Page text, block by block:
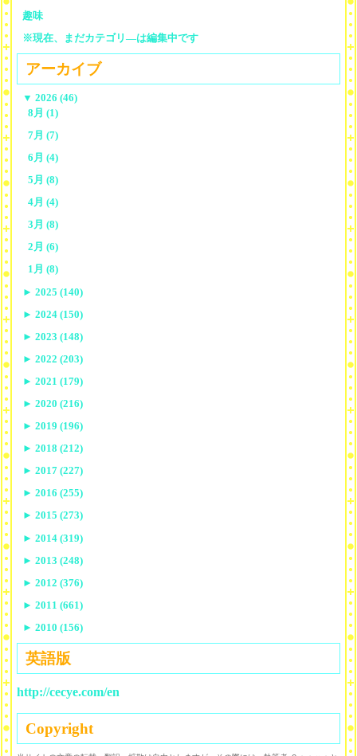
趣味
※現在、まだカテゴリ—は編集中です
アーカイブ
▼ 2026 (46)
8月 (1)
7月 (7)
6月 (4)
5月 (8)
4月 (4)
3月 (8)
2月 (6)
1月 (8)
► 2025 (140)
► 2024 (150)
► 2023 (148)
► 2022 (203)
► 2021 (179)
► 2020 (216)
► 2019 (196)
► 2018 (212)
► 2017 (227)
► 2016 (255)
► 2015 (273)
► 2014 (319)
► 2013 (248)
► 2012 (376)
► 2011 (661)
► 2010 (156)
英語版
http://cecye.com/en
Copyright